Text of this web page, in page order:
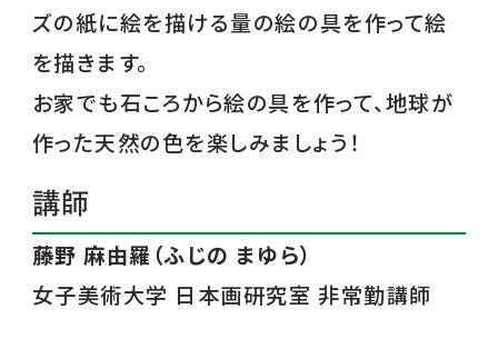
ズの紙に絵を描ける量の絵の具を作って絵
を描きます。
お家でも石ころから絵の具を作って、地球が
作った天然の色を楽しみましょう！
講師
藤野 麻由羅（ふじの まゆら）
女子美術大学 日本画研究室 非常勤講師